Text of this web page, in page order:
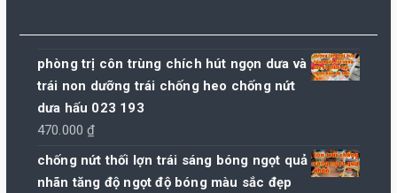
phòng trị côn trùng chích hút ngọn dưa và
trái non dưỡng trái chống heo chống nứt
dưa hấu 023 193
470.000₫
chống nứt thối lợn trái sáng bóng ngọt quả
nhãn tăng độ ngọt độ bóng màu sắc đẹp